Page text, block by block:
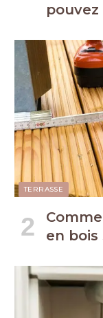
TERRASSE
en bois